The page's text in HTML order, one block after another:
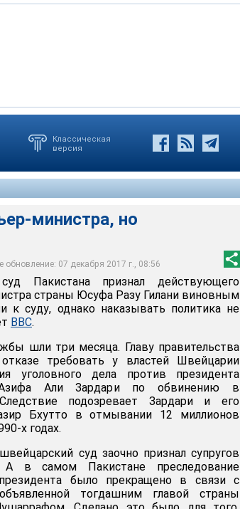
Классическая
версия
министра, но
обновление: 07 декабря 2017 г., 08:56
премьер-министра страны Юсуфа
однако наказывать политика не стал
у властей Швейцарии
Пакистана Азифа Али Зардари
Пакистана признал действующего
страны Юсуфа Разу Гилани виновным
к суду, однако наказывать политика не
BBC.
шли три месяца. Главу правительства
требовать у властей Швейцарии
уголовного дела против президента
Азифа Али Зардари по обвинению в
подозревает Зардари и его
Бхутто в отмывании 12 миллионов
х годах.
суд заочно признал супругов
А в самом Пакистане преследование
было прекращено в связи с
тогдашним главой страны